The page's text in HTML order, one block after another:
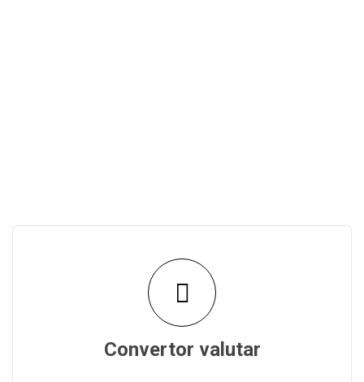
Convertor valutar